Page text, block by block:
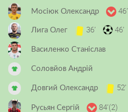
Мосіюк Олександр
Лига Олег 36’ 46’
Василенко Станіслав
Соловйов Андрій
Довгий Олександр 52’
Русьян Сергій 84’(2)